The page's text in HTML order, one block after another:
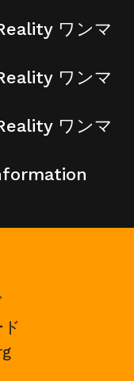
ワンマ
ワンマ
ワンマ